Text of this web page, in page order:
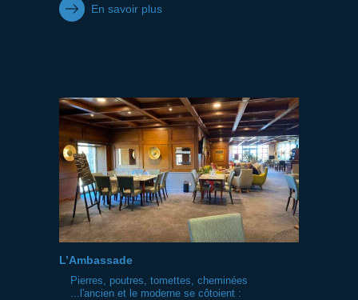
En savoir plus
L’Ambassade
Pierres, poutres, tomettes, cheminées
...l'ancien et le moderne se côtoient :